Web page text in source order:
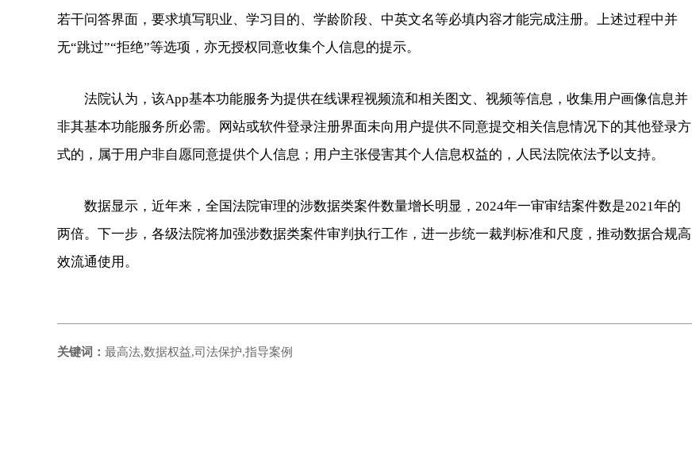
若干问答界面，要求填写职业、学习目的、学龄阶段、中英文名等必填内容才能完成注册。上述过程中并
无“跳过”“拒绝”等选项，亦无授权同意收集个人信息的提示。
法院认为，该App基本功能服务为提供在线课程视频流和相关图文、视频等信息，收集用户画像信息并
非其基本功能服务所必需。网站或软件登录注册界面未向用户提供不同意提交相关信息情况下的其他登录方
式的，属于用户非自愿同意提供个人信息；用户主张侵害其个人信息权益的，人民法院依法予以支持。
数据显示，近年来，全国法院审理的涉数据类案件数量增长明显，2024年一审审结案件数是2021年的
两倍。下一步，各级法院将加强涉数据类案件审判执行工作，进一步统一裁判标准和尺度，推动数据合规高
效流通使用。
关键词： 最高法,数据权益,司法保护,指导案例